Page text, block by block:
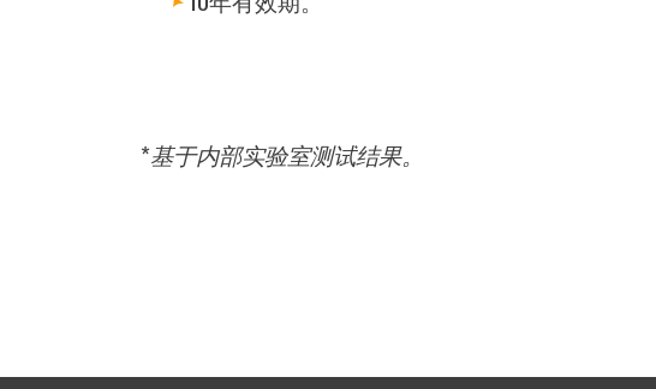
*基于内部实验室测试结果。